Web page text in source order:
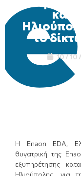
το
10 / 10
Η Enaon EDA,
θυγατρική της
εξυπηρέτησης
Ηλιούπολης, για